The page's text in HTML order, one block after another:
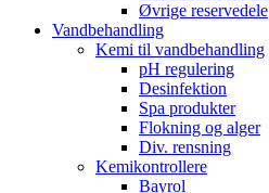
Øvrige reservedele
Vandbehandling
Kemi til vandbehandling
pH regulering
Desinfektion
Spa produkter
Flokning og alger
Div. rensning
Kemikontrollere
Bayrol